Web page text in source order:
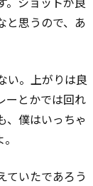
と思うので、あ
い。上がりは良
ーとかでは回れ
、僕はいっちゃ
ていたであろう